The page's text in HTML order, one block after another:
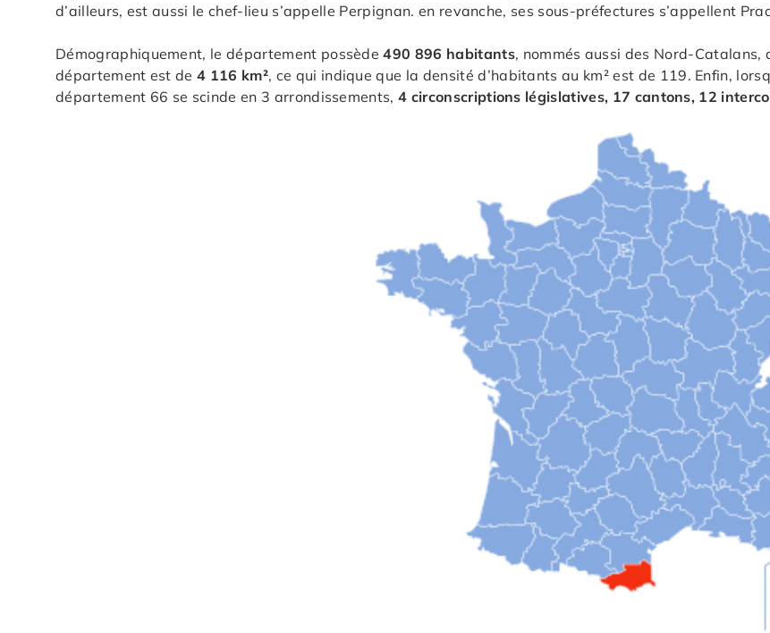
d’ailleurs, est aussi le chef-lieu s’appelle Perpignan. en revanche, ses sous-préfectures s’appellent
Démographiquement, le département possède490 896 habitants, nommés aussi des Nord-Catalans,
département est de4 116 km², ce qui indique que la densité d’habitants au km² est de 119. Enfin,
département 66 se scinde en 3 arrondissements,4 circonscriptions législatives, 17 cantons, 12